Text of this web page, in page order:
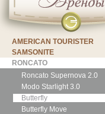
AMERICAN TOURISTER
SAMSONITE
RONCATO
Roncato Supernova 2.0
Modo Starlight 3.0
Butterfly
Butterfly Move